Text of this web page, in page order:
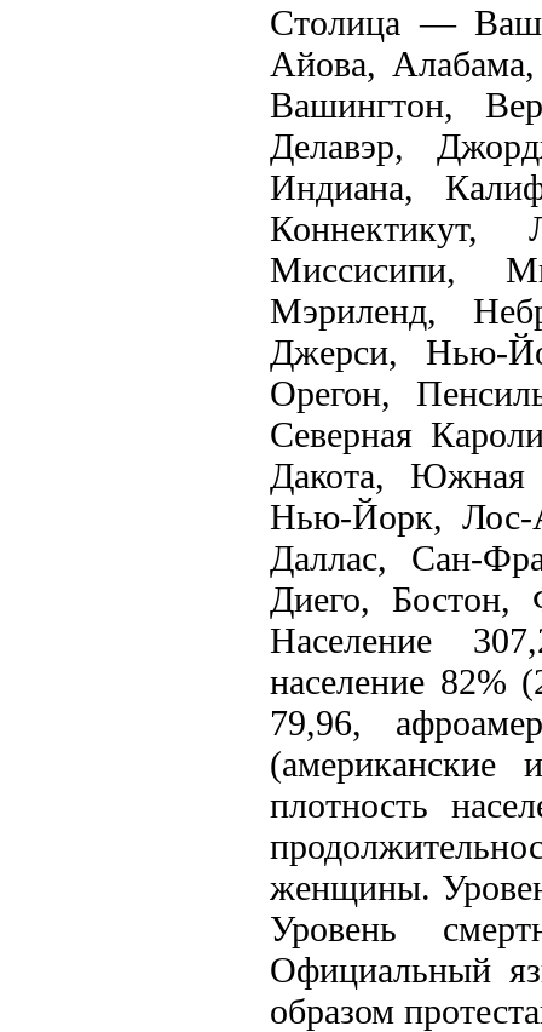
Столица —
Айова,
Вашингтон,
Делавэр,
Индиана,
Коннектикут,
Миссисипи,
Мэриленд,
Джерси, Нью-
Орегон,
Северная
Дакота, Южная
Нью-Йорк, Лос-
Даллас, Сан-
Диего, Бостон,
Население
население 82%
79,96,
(американские
плотность
женщины.
Уровень
Официальный
образом